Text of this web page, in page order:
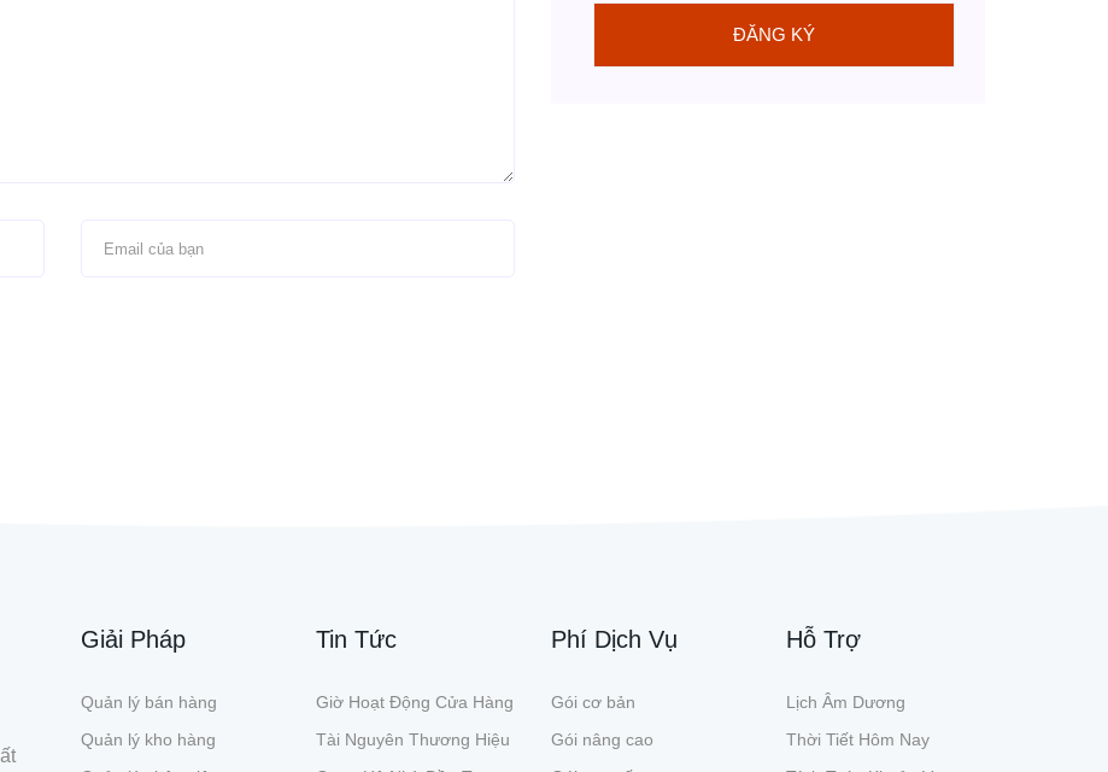
ĐĂNG KÝ
Giải Pháp
Quản lý bán hàng
Quản lý kho hàng
Tin Tức
Giờ Hoạt Động Cửa Hàng
Tài Nguyên Thương Hiệu
Phí Dịch Vụ
Gói cơ bản
Gói nâng cao
Hỗ Trợ
Lịch Âm Dương
Thời Tiết Hôm Nay